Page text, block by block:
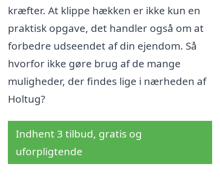
kræfter. At klippe hækken er ikke kun en
praktisk opgave, det handler også om at
forbedre udseendet af din ejendom. Så
hvorfor ikke gøre brug af de mange
muligheder, der findes lige i nærheden af
Holtug?
Indhent 3 tilbud, gratis og
uforpligtende